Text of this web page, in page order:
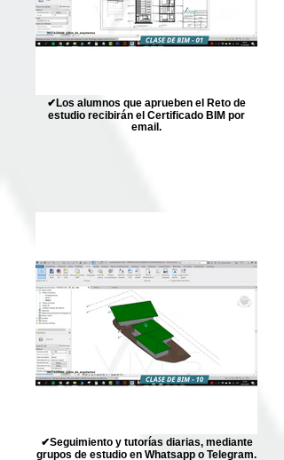
✔Los alumnos que aprueben el Reto de
estudio recibirán el Certificado BIM por
email.
✔Seguimiento y tutorías diarias, mediante
grupos de estudio en Whatsapp o Telegram.